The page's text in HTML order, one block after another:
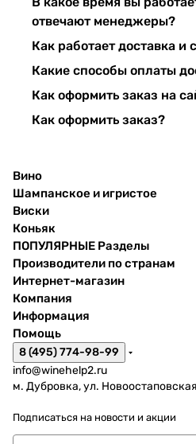
отвечают менеджеры?
Как работает доставка и
Какие способы оплаты
Как оформить заказ на
Как оформить заказ?
Вино
Шампанское и игристое
Виски
Коньяк
ПОПУЛЯРНЫЕ Разделы
Производители по странам
Интернет-магазин
Компания
Информация
Помощь
8 (495) 774-98-99
info@winehelp2.ru
м. Дубровка, ул.
Подписаться на новости и акции